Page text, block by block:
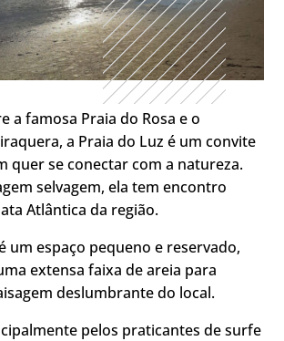
a famosa Praia do Rosa e o
a Praia do Luz é um convite
quer se conectar com a natureza.
selvagem, ela tem encontro
Atlântica da região.
um espaço pequeno e reservado,
extensa faixa de areia para
deslumbrante do local.
pelos praticantes de surfe